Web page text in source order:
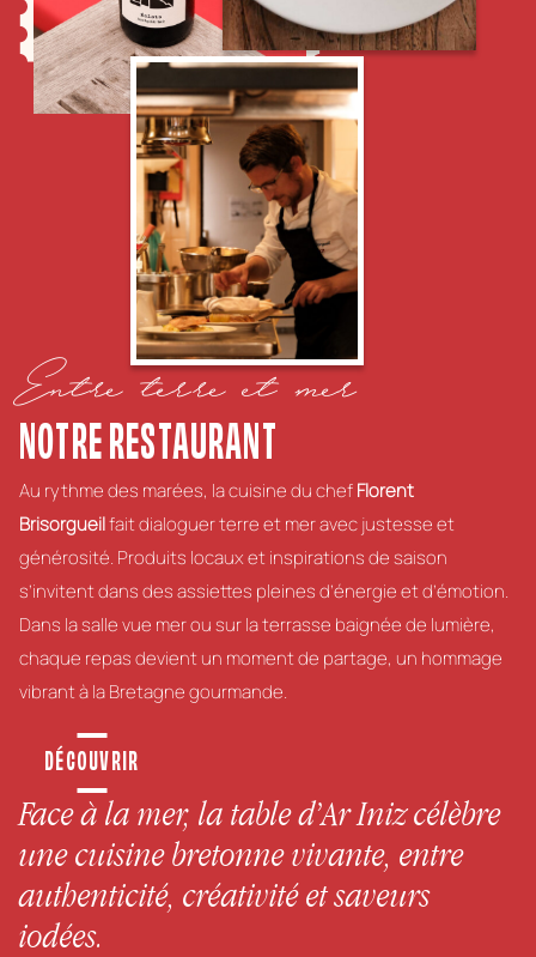
Entre terre et mer
NOTRE RESTAURANT
Au rythme des marées, la cuisine du chefFlorent
Brisorgueilfait dialoguer terre et mer avec justesse et
générosité. Produits locaux et inspirations de saison
s’invitent dans des assiettes pleines d’énergie et d’émotion.
Dans la salle vue mer ou sur la terrasse baignée de lumière,
chaque repas devient un moment de partage, un hommage
vibrant à la Bretagne gourmande.
DÉCOUVRIR
Face à la mer, la table d’Ar Iniz célèbre
une cuisine bretonne vivante, entre
authenticité, créativité et saveurs
iodées.